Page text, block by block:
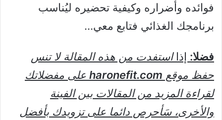
فوائده وأضراره وكيفية تحضيره ليُناسب
برنامجك الغذائي فتابع معي…
فضلا: إذااستفدت من هذه المقالة لا تنس
حفظ موقع haronefit.com على مفضلاتك
لقراءة المزيد من المقالات بين الفينة
والأخرى، سَأحرص دائما على تزويدك بأفضل